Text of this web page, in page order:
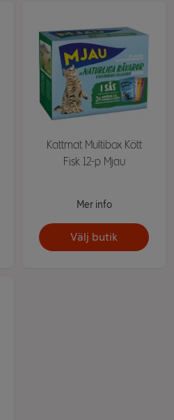
Kattmat Multibox Kött
Fisk 12-p Mjau
Mer info
Välj butik